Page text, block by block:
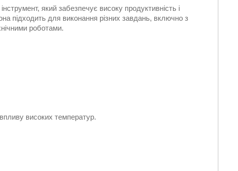
який забезпечує високу продуктивність і
підходить для виконання різних завдань, включно з
роботами.
високих температур.